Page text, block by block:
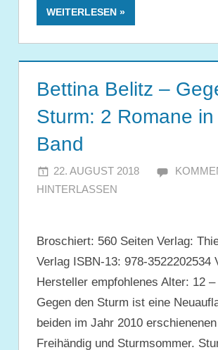
WEITERLESEN
Bettina Belitz –
Sturm: 2 Romane
Band
22. AUGUST 2018 JULIA
HINTERLASSEN
Broschiert: 560 Seiten Verlag:
Verlag ISBN-13: 978-3522202534
Hersteller empfohlenes Alter: 12
Gegen den Sturm ist eine
beiden im Jahr 2010
Freihändig und Sturmsommer.